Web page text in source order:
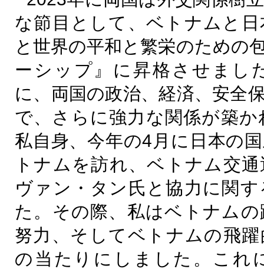
な節目として、ベトナムと
と世界の平和と繁栄のための
ーシップ』に昇格させまし
に、両国の政治、経済、安全
で、さらに強力な関係が築
私自身、今年の4 月に日本の
トナムを訪れ、ベトナム交
ヴァン・タン氏と協力に関
た。その際、私はベトナム
努力、そしてベトナムの飛
の当たりにしました。これ